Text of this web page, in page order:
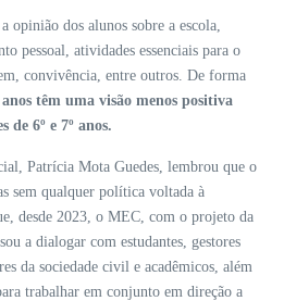
opinião dos alunos sobre a escola,
pessoal, atividades essenciais para o
convivência, entre outros. De forma
anos têm uma visão menos positiva
de 6º e 7º anos.
Patrícia Mota Guedes, lembrou que o
sem qualquer política voltada à
desde 2023, o MEC, com o projeto da
a dialogar com estudantes, gestores
da sociedade civil e acadêmicos, além
trabalhar em conjunto em direção a